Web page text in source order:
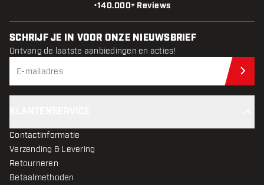
•140.000+ Reviews
SCHRIJF JE IN VOOR ONZE NIEUWSBRIEF
Ontvang de laatste aanbiedingen en acties!
Contactinformatie
Verzending & Levering
Retourneren
Betaalmethoden